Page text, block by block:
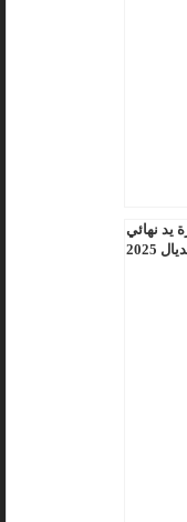
يد نهائي
2025